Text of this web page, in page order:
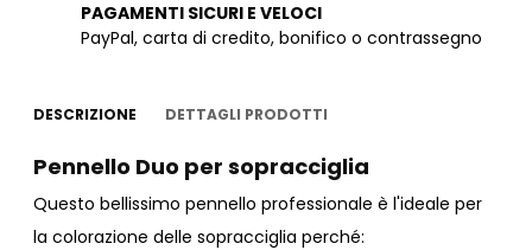
PAGAMENTI SICURI E VELOCI
PayPal, carta di credito, bonifico o contrassegno
DESCRIZIONE DETTAGLI PRODOTTI
Pennello Duo per sopracciglia
Questo bellissimo pennello professionale è l'ideale per
la colorazione delle sopracciglia perché: